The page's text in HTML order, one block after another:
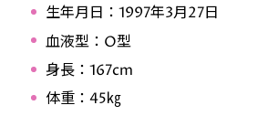
生年月日：1997年3月27日
血液型：O型
身長：167cm
体重：45㎏